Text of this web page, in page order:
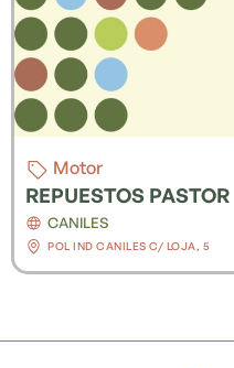
Motor
REPUESTOS PASTOR
CANILES
POL IND CANILES C/ LOJA, 5